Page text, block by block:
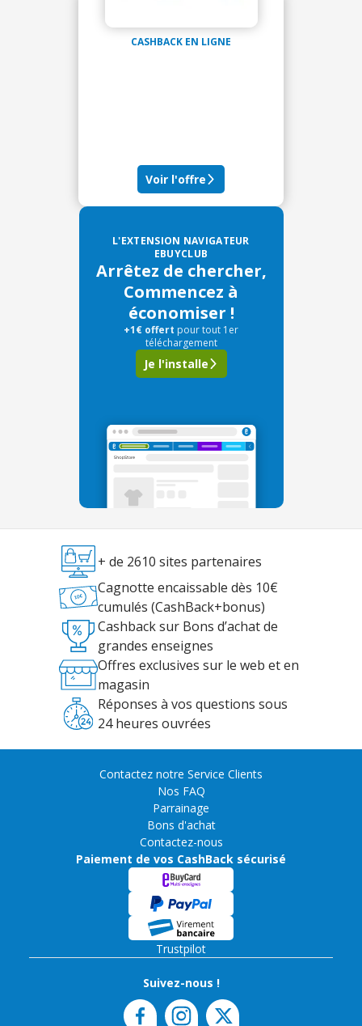
CASHBACK EN LIGNE
Voir l'offre
L'EXTENSION NAVIGATEUR
EBUYCLUB
Arrêtez de chercher,
Commencez à
économiser !
+1€ offert pour tout 1er
téléchargement
Je l'installe
+ de 2610 sites partenaires
Cagnotte encaissable dès 10€
cumulés (CashBack+bonus)
Cashback sur Bons d’achat de
grandes enseignes
Offres exclusives sur le web et en
magasin
Réponses à vos questions sous
24 heures ouvrées
Contactez notre Service Clients
Nos FAQ
Parrainage
Bons d'achat
Contactez-nous
Paiement de vos CashBack sécurisé
Trustpilot
Suivez-nous !